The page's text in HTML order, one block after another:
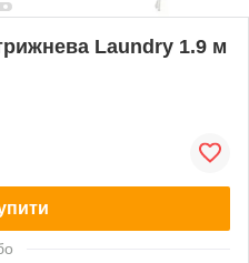
Laundry 1.9 м